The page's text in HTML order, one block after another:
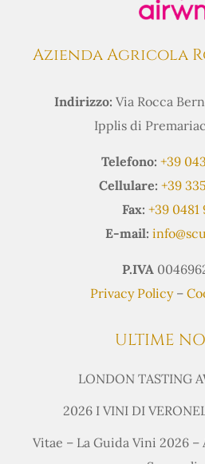
Azienda Agricola
Indirizzo: Via Rocca
Ipplis di
Telefono: +39
Cellulare: +39
Fax: +39 0481
E-mail:
P.IVA
Privacy Policy–
ULTIME
LONDON TASTING
2026 I VINI DI
Vitae – La Guida Vini 2026 –